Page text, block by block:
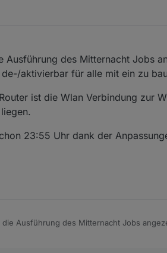
des Mitternacht Jobs
aktivierbar für alle mit ein zu
ist die Wlan Verbindung zur
23:55 Uhr dank der
Ausführung des Mitternacht Jobs
Router ist die Wlan Verbindung zur WS